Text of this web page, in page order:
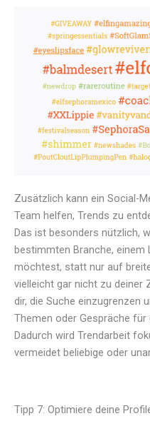
Zusätzlich kann ein Social-
Team helfen, Trends zu
Das ist besonders nützlich,
bestimmten Branche, einem
möchtest, statt nur auf
vielleicht gar nicht zu deiner
dir, die Suche einzugrenzen
Themen oder Gespräche
Dadurch wird Trendarbeit
vermeidet beliebige oder
Tipp 7: Optimiere deine